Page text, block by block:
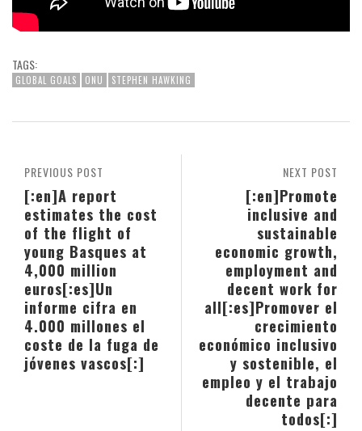
TAGS:
GLOBAL GOALS ONU STEPHEN HAWKING
NEXT POST
[:en]Promote
inclusive and
sustainable
economic growth,
employment and
decent work for
all[:es]Promover el
crecimiento
económico inclusivo
y sostenible, el
empleo y el trabajo
decente para
todos[:]
PREVIOUS POST
[:en]A report
estimates the cost
of the flight of
young Basques at
4,000 million
euros[:es]Un
informe cifra en
4.000 millones el
coste de la fuga de
jóvenes vascos[:]